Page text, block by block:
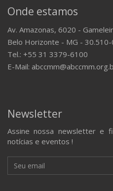
Onde estamos
Av. Amazonas, 6020 -
Belo Horizonte - MG -
Tel.: +55 31 3379-6100
E-Mail:
Newsletter
Assine nossa newsletter e
notícias e eventos !